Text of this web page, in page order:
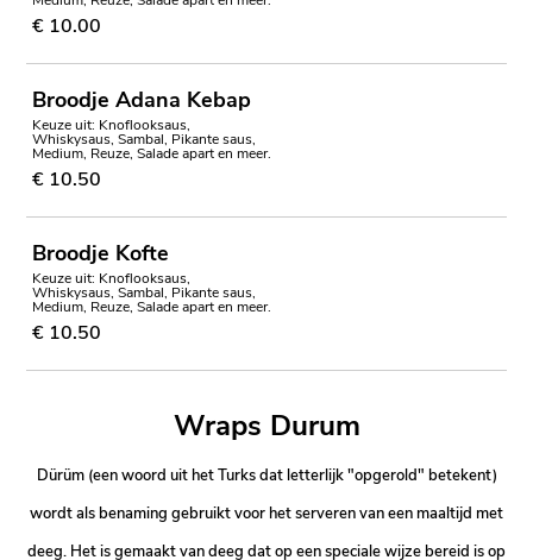
€ 10.00
Broodje Adana Kebap
Keuze uit: Knoflooksaus,
Whiskysaus, Sambal, Pikante saus,
Medium, Reuze, Salade apart en meer.
€ 10.50
Broodje Kofte
Keuze uit: Knoflooksaus,
Whiskysaus, Sambal, Pikante saus,
Medium, Reuze, Salade apart en meer.
€ 10.50
Wraps Durum
Dürüm (een woord uit het Turks dat letterlijk "opgerold" betekent)
wordt als benaming gebruikt voor het serveren van een maaltijd met
deeg. Het is gemaakt van deeg dat op een speciale wijze bereid is op